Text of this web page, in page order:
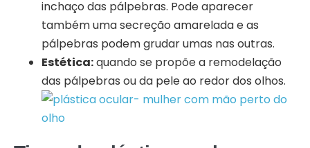
inchaço das pálpebras. Pode aparecer
também uma secreção amarelada e as
pálpebras podem grudar umas nas outras.
Estética:quando se propõe a remodelação
das pálpebras ou da pele ao redor dos olhos.